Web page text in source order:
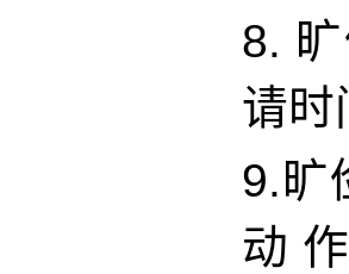
8.
请时
9.旷
动